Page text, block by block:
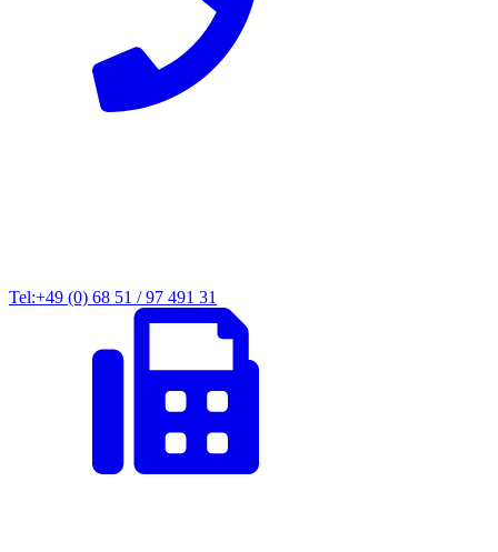
Tel:+49 (0) 68 51 / 97 491 31